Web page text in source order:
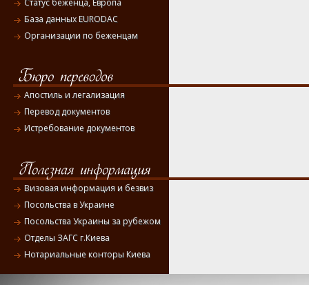
Статус беженца, Европа
База данных EURODAC
Организации по беженцам
Апостиль и легализация
Перевод документов
Истребование документов
Визовая информация и безвиз
Посольства в Украине
Посольства Украины за рубежом
Отделы ЗАГС г.Киева
Нотариальные конторы Киева